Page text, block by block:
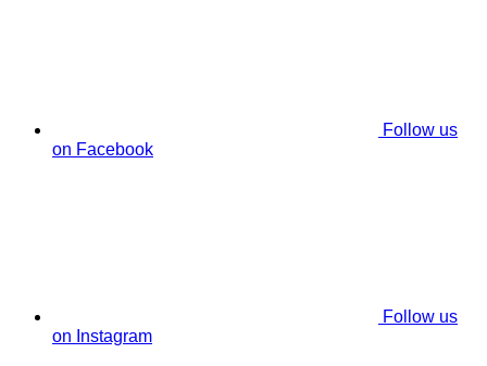
Follow us
on Facebook
Follow us
on Instagram